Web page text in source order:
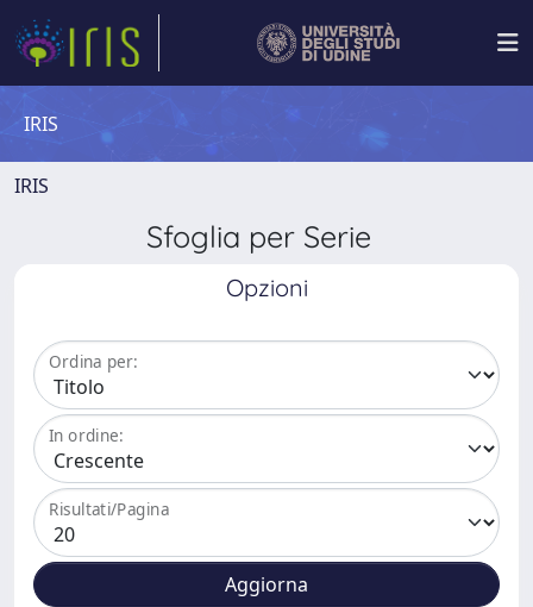
IRIS
IRIS
Sfoglia per Serie
Opzioni
Ordina per:
In ordine:
Risultati/Pagina